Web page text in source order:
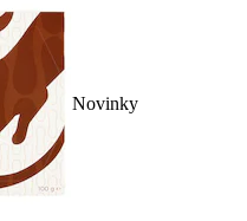
Novinky